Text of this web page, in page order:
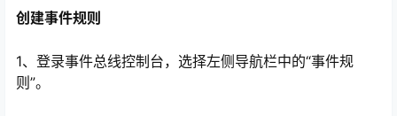
创建事件规则
1、登录事件总线控制台，选择左侧导航栏中的“事件规
则”。